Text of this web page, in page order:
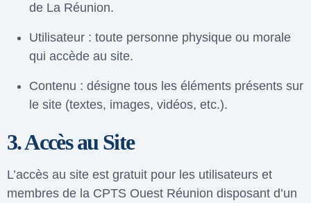
de La Réunion.
Utilisateur : toute personne physique ou morale
qui accède au site.
Contenu : désigne tous les éléments présents sur
le site (textes, images, vidéos, etc.).
3. Accès au Site
L’accès au site est gratuit pour les utilisateurs et
membres de la CPTS Ouest Réunion disposant d’un